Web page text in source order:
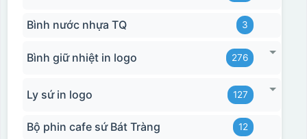
Bình nước nhựa TQ 3
Bình giữ nhiệt in logo 276
Ly sứ in logo 127
Bộ phin cafe sứ Bát Tràng 12